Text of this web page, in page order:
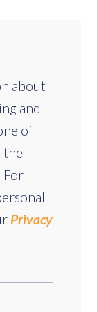
about
and
of
the
For
Privacy